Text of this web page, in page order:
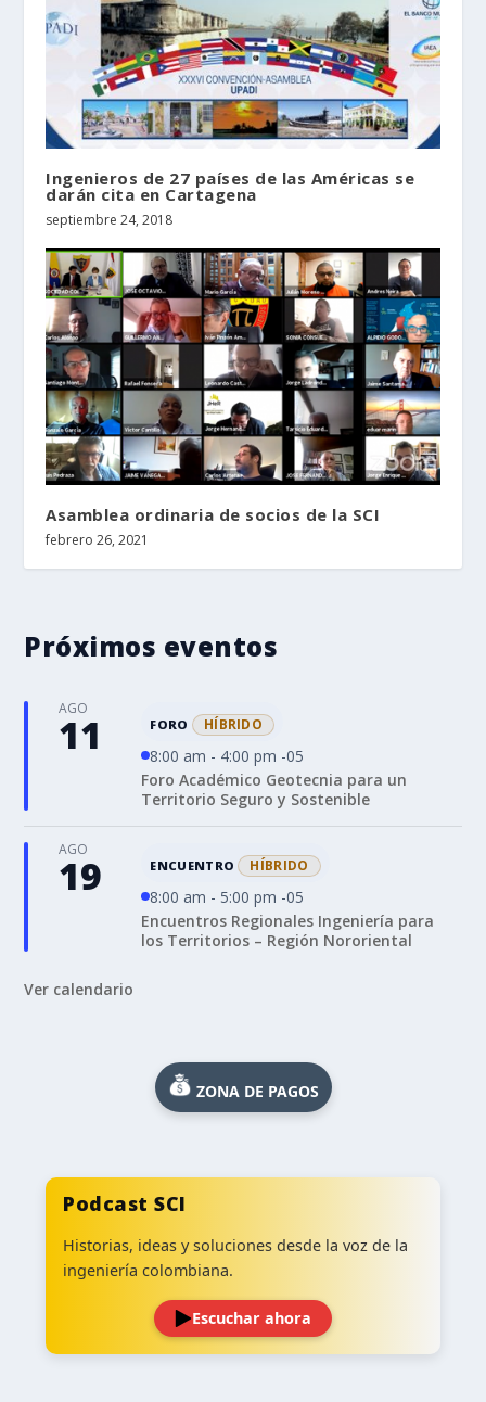
Ingenieros de 27 países de las Américas se
darán cita en Cartagena
septiembre 24, 2018
Asamblea ordinaria de socios de la SCI
febrero 26, 2021
Próximos eventos
AGO
11 FORO HÍBRIDO
8:00 am - 4:00 pm -05
Foro Académico Geotecnia para un
Territorio Seguro y Sostenible
AGO
19 ENCUENTRO HÍBRIDO
8:00 am - 5:00 pm -05
Encuentros Regionales Ingeniería para
los Territorios – Región Nororiental
Ver calendario
ZONA DE PAGOS
Podcast SCI
Historias, ideas y soluciones desde la voz de la
ingeniería colombiana.
Escuchar ahora